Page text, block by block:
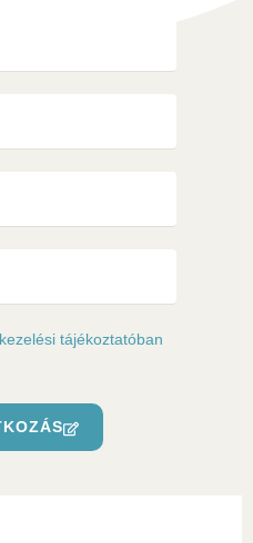
tájékoztatóban